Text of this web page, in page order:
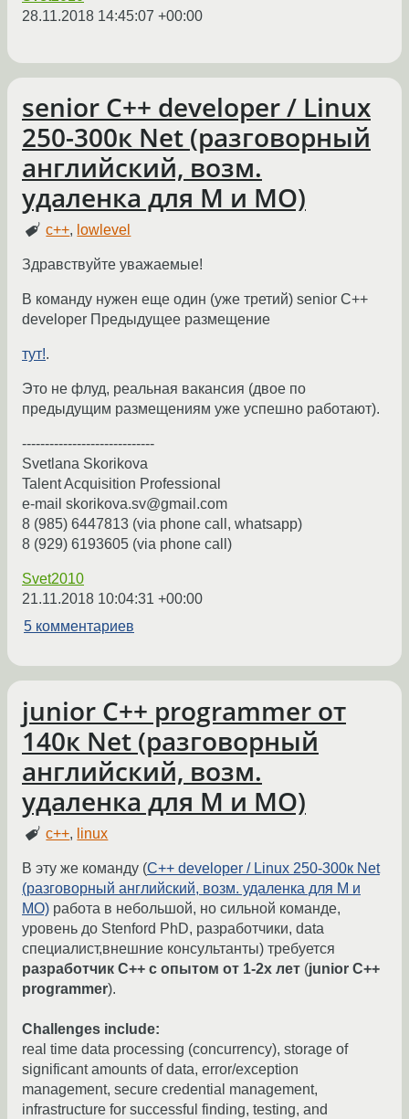
28.11.2018 14:45:07 +00:00
senior С++ developer / Linux
250-300к Net (разговорный
английский, возм.
удаленка для М и МО)
c++, lowlevel
Здравствуйте уважаемые!
В команду нужен еще один (уже третий) senior С++
developer Предыдущее размещение
тут!.
Это не флуд, реальная вакансия (двое по
предыдущим размещениям уже успешно работают).
-----------------------------
Svetlana Skorikova
Talent Acquisition Professional
e-mail skorikova.sv@gmail.com
8 (985) 6447813 (via phone call, whatsapp)
8 (929) 6193605 (via phone call)
Svet2010
21.11.2018 10:04:31 +00:00
5 комментариев
junior C++ programmer от
140к Net (разговорный
английский, возм.
удаленка для М и МО)
c++, linux
В эту же команду (С++ developer / Linux 250-300к Net
(разговорный английский, возм. удаленка для М и
МО) работа в небольшой, но сильной команде,
уровень до Stenford PhD, разработчики, data
специалист,внешние консультанты) требуется
разработчик C++ с опытом от 1-2х лет (junior C++
programmer).
Challenges include:
real time data processing (concurrency), storage of
significant amounts of data, error/exception
management, secure credential management,
infrastructure for successful finding, testing, and